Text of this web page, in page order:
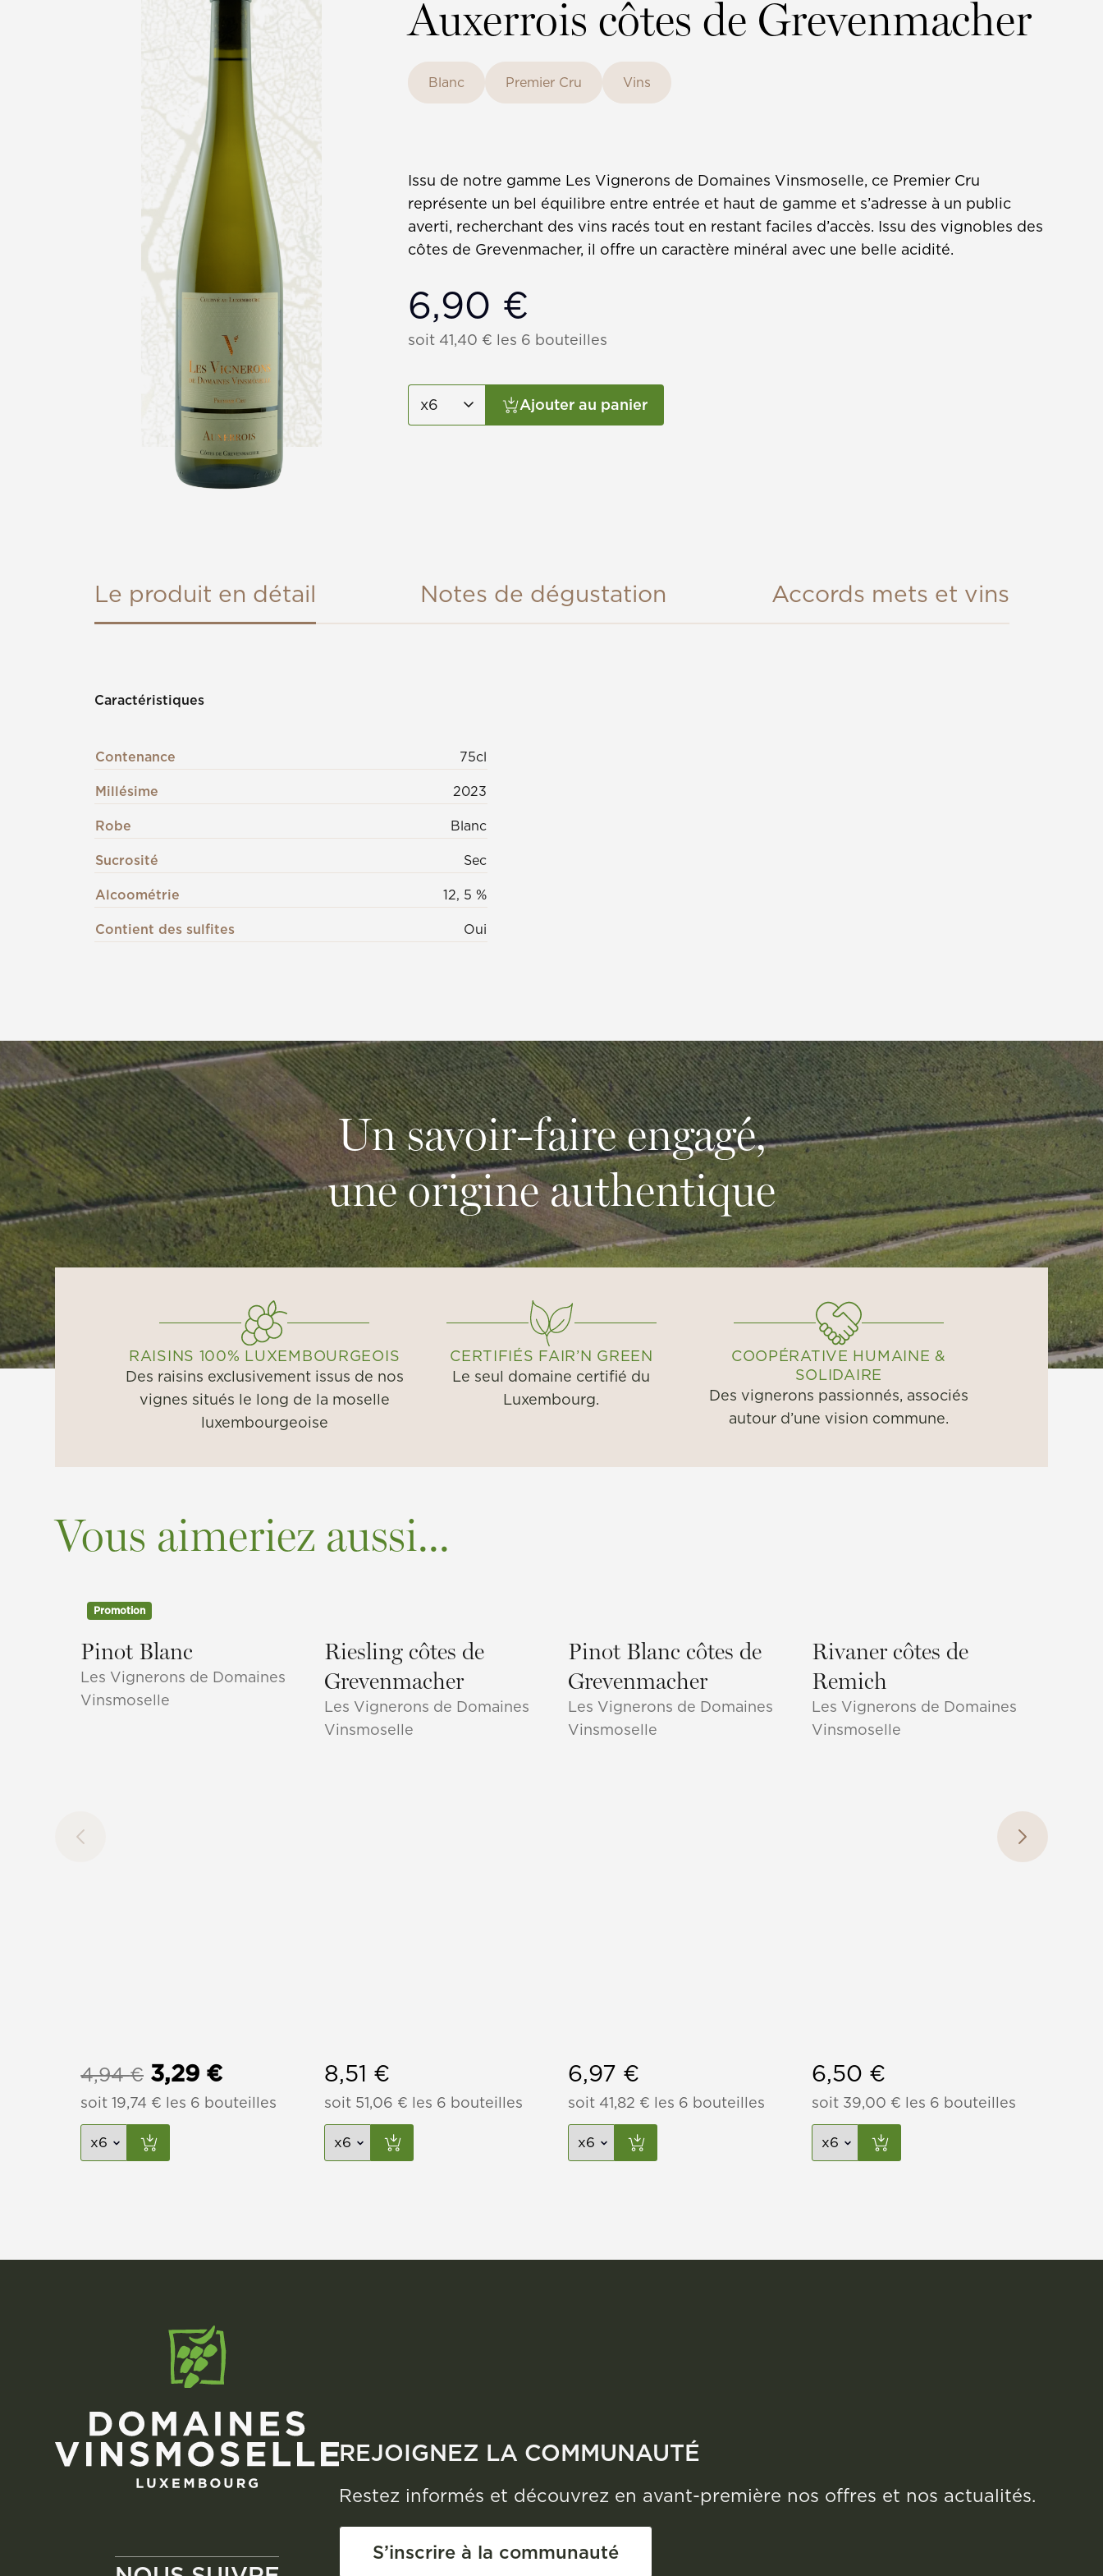
Auxerrois côtes de Grevenmacher
Blanc Premier Cru Vins
Issu de notre gamme Les Vignerons de Domaines Vinsmoselle, ce Premier Cru
représente un bel équilibre entre entrée et haut de gamme et s’adresse à un public
averti, recherchant des vins racés tout en restant faciles d’accès. Issu des vignobles des
côtes de Grevenmacher, il offre un caractère minéral avec une belle acidité.
6,90 €
soit 41,40 € les 6 bouteilles
Ajouter au panier
Le produit en détail Notes de dégustation Accords mets et vins
Caractéristiques
Contenance
75cl
Millésime
2023
Robe
Blanc
Sucrosité
Sec
Alcoométrie
12, 5 %
Contient des sulfites
Oui
Un savoir-faire engagé,
une origine authentique
RAISINS 100% LUXEMBOURGEOIS
Des raisins exclusivement issus de nos
vignes situés le long de la moselle
luxembourgeoise
CERTIFIÉS FAIR’N GREEN
Le seul domaine certifié du
Luxembourg.
COOPÉRATIVE HUMAINE &
SOLIDAIRE
Des vignerons passionnés, associés
autour d’une vision commune.
Vous aimeriez aussi...
Promotion
Pinot Blanc
Les Vignerons de Domaines
Vinsmoselle
4,94€ Le
prix
initial
3,29 €Le
prix
soit19,74 € les 6 bouteilles
Riesling côtes de
Grevenmacher
Les Vignerons de Domaines
Vinsmoselle
8,51 €
soit 51,06 € les 6 bouteilles
Pinot Blanc côtes de
Grevenmacher
Les Vignerons de Domaines
Vinsmoselle
6,97 €
soit 41,82 € les 6 bouteilles
Rivaner côtes de
Remich
Les Vignerons de Domaines
Vinsmoselle
6,50 €
soit 39,00 € les 6 bouteilles
REJOIGNEZ LA COMMUNAUTÉ
Restez informés et découvrez en avant-première nos offres et nos actualités.
S’inscrire à la communauté